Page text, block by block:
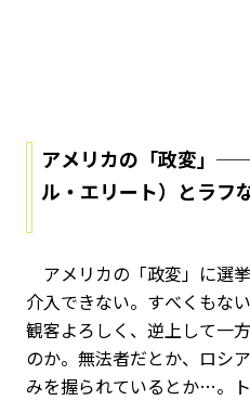
アメリカの「政変」
ル・エリート）とラフ
アメリカの「政変」に選
介入できない。すべくもな
観客よろしく、逆上して一
のか。無法者だとか、ロシ
みを握られているとか…。